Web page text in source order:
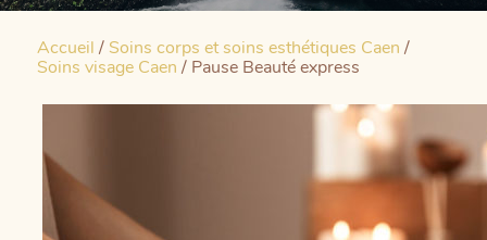
Accueil / Soins corps et soins esthétiques Caen /
Soins visage Caen / Pause Beauté express